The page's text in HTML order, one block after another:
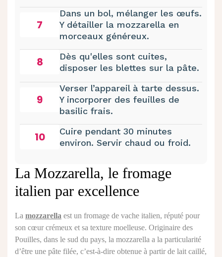
7
Dans un bol, mélanger les œufs.
Y détailler la mozzarella en
morceaux généreux.
8
Dès qu'elles sont cuites,
disposer les blettes sur la pâte.
9
Verser l’appareil à tarte dessus.
Y incorporer des feuilles de
basilic frais.
10
Cuire pendant 30 minutes
environ. Servir chaud ou froid.
La Mozzarella, le fromage
italien par excellence
La mozzarella est un fromage de vache italien, réputé pour
son cœur crémeux et sa texture moelleuse. Originaire des
Pouilles, dans le sud du pays, la mozzarella a la particularité
d’être une pâte filée, c’est-à-dire obtenue à partir de lait caillé,